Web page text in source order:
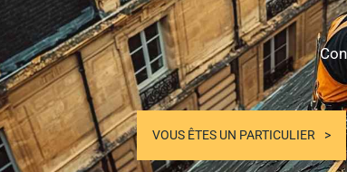
VOUS ÊTES UN PARTICULIER